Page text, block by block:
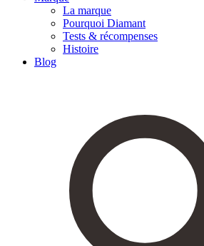
La marque
Pourquoi Diamant
Tests & récompenses
Histoire
Blog